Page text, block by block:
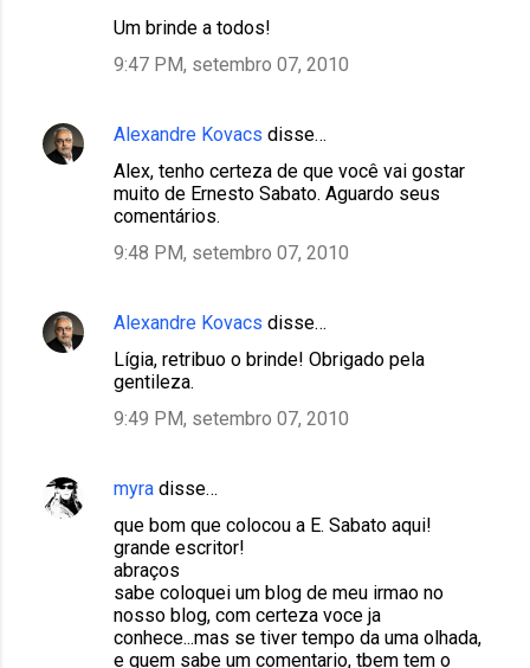
Um brinde a todos!
9:47 PM, setembro 07, 2010
Alexandre Kovacs disse…
Alex, tenho certeza de que você vai gostar
muito de Ernesto Sabato. Aguardo seus
comentários.
9:48 PM, setembro 07, 2010
Alexandre Kovacs disse…
Lígia, retribuo o brinde! Obrigado pela
gentileza.
9:49 PM, setembro 07, 2010
myra disse…
que bom que colocou a E. Sabato aqui!
grande escritor!
abraços
sabe coloquei um blog de meu irmao no
nosso blog, com certeza voce ja
conhece...mas se tiver tempo da uma olhada,
e quem sabe um comentario, tbem tem o